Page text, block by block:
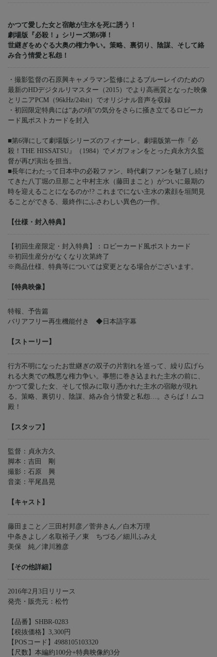
かつて愛した女と宿敵が主水を死に誘う！
劇場版『必殺！』シリーズ第6弾！
世継ぎをめぐる大奥の権力争い。策略、裏切り、陰謀、そして絡
み合う情愛と私怨！
・撮影監督の石原興キャメラマン監修によるブルーレイのための
最新のHDデジタルリマスター（2015）でより高画質となった映像
とリニアPCM（96kHz/24bit）でオリジナル音声を収録
・初回限定特典には“あの頃”の気分をさらに掻き立てるロビーカ
ード風ポストカードを封入
■第6弾にして劇場版シリーズのフィナーレ。劇場版第一作『必
殺！THE HISSATSU』（1984）でメガフォンをとった貞永方久監
督が再び演出を担当。
■長年にわたって日本中の必殺ファン、時代劇ファンを魅了し続け
てきた八丁堀の旦那こと中村主水（藤田まこと）がついに最期の
時を迎えることになるのか!? これまでにない主水の素顔を垣間見
ることができる、最終作にふさわしい異色の一作。
【仕様・封入特典】
【初回生産限定・封入特典】：ロビーカード風ポストカード
※初回生産分がなくなり次第終了
※商品仕様、特典等については変更となる場合がございます。
【特典映像】
特報、予告篇
バリアフリー再生機能付き ◆日本語字幕
【ストーリー】
行方不明になったお世継ぎの双子の片割れを巡って、繰り広げら
れる大奥での醜悪な権力争い。事態に巻き込まれた主水の前に、
かつて愛した女、そして恨みに取り憑かれた主水の宿敵が現れ
る。策略、裏切り、陰謀、絡み合う情愛と私怨…。さらば！ムコ
殿！
【スタッフ】
監督：貞永方久
脚本：吉田 剛
撮影：石原 興
音楽：平尾昌晃
【キャスト】
藤田まこと／三田村邦彦／菅井きん／白木万理
中条きよし／名取裕子／東 ちづる／細川ふみえ
美保 純／津川雅彦
【その他詳細】
2016年2月3日リリース
発売・販売元：松竹
【品番】SHBR-0283
【税抜価格】3,300円
【POSコード】4988105103320
【尺数】本編約100分+特典映像約3分